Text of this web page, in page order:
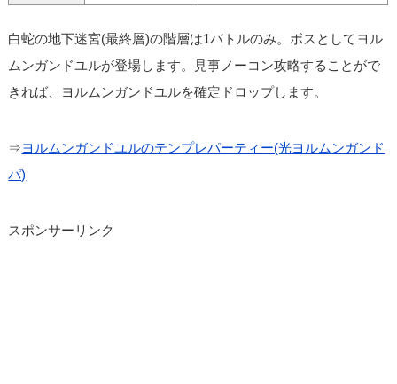
白蛇の地下迷宮(最終層)の階層は1バトルのみ。ボスとしてヨル
ムンガンドユルが登場します。見事ノーコン攻略することがで
きれば、ヨルムンガンドユルを確定ドロップします。
⇒ヨルムンガンドユルのテンプレパーティー(光ヨルムンガンド
パ)
スポンサーリンク